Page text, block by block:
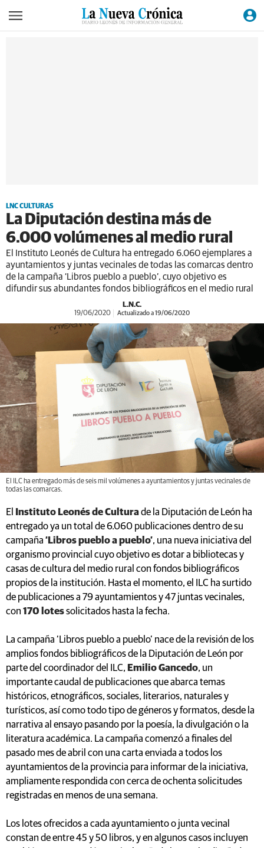
LNC CULTURAS
La Diputación destina más de
6.000 volúmenes al medio rural
El Instituto Leonés de Cultura ha entregado 6.060 ejemplares a
ayuntamientos y juntas vecinales de todas las comarcas dentro
de la campaña ‘Libros pueblo a pueblo’, cuyo objetivo es
difundir sus abundantes fondos bibliográficos en el medio rural
L.N.C.
19/06/2020 Actualizado a 19/06/2020
El ILC ha entregado más de seis mil volúmenes a ayuntamientos y juntas vecinales de
todas las comarcas.
El Instituto Leonés de Culturade la Diputación de León ha
entregado ya un total de 6.060 publicaciones dentro de su
campaña ‘Libros pueblo a pueblo’, una nueva iniciativa del
organismo provincial cuyo objetivo es dotar a bibliotecas y
casas de cultura del medio rural con fondos bibliográficos
propios de la institución. Hasta el momento, el ILC ha surtido
de publicaciones a 79 ayuntamientos y 47 juntas vecinales,
con 170 lotessolicitados hasta la fecha.
La campaña ‘Libros pueblo a pueblo’ nace de la revisión de los
amplios fondos bibliográficos de la Diputación de León por
parte del coordinador del ILC, Emilio Gancedo, un
importante caudal de publicaciones que abarca temas
históricos, etnográficos, sociales, literarios, naturales y
turísticos, así como todo tipo de géneros y formatos, desde la
narrativa al ensayo pasando por la poesía, la divulgación o la
literatura académica. La campaña comenzó a finales del
pasado mes de abril con una carta enviada a todos los
ayuntamientos de la provincia para informar de la iniciativa,
ampliamente respondida con cerca de ochenta solicitudes
registradas en menos de una semana.
Los lotes ofrecidos a cada ayuntamiento o junta vecinal
constan de entre 45 y 50 libros, y en algunos casos incluyen